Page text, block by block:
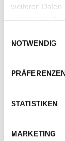
weiteren Daten
NOTWENDIG
PRÄFERENZEN
STATISTIKEN
MARKETING
Messe-